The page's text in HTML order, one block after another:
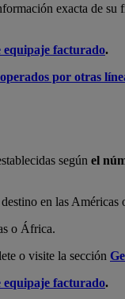
exacta de
equipaje facturado.
por otras
según el
en las
o África.
o visite la sección
equipaje facturado.